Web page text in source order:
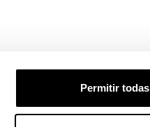
Permitir todas